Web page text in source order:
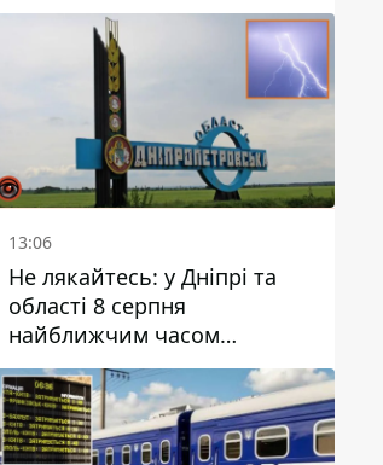
13:06
Не лякайтесь: у Дніпрі та
області 8 серпня
найближчим часом
очікується гроза